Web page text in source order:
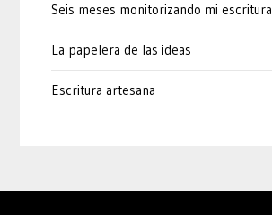
Seis meses monitorizando mi escritura
La papelera de las ideas
Escritura artesana